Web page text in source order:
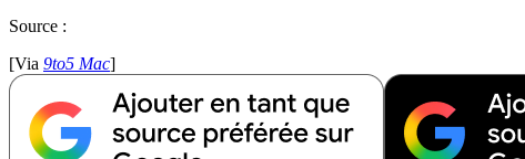
Source :
[Via 9to5 Mac]